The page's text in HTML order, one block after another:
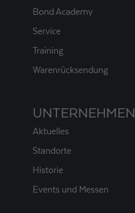
Bond Academy
Service
Training
Warenrücksendung
UNTERNEHMEN
Aktuelles
Standorte
Historie
Events und Messen